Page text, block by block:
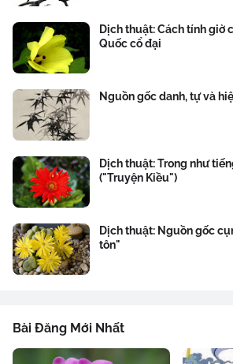
Dịch thuật: Cách tính giờ
Quốc cổ đại
Nguồn gốc danh, tự và
Dịch thuật: Trong như
("Truyện Kiều")
Dịch thuật: Nguồn gốc
tôn"
Bài Đăng Mới Nhất